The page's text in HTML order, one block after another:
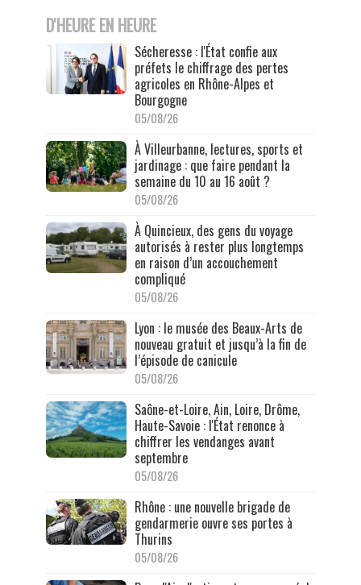
D'HEURE EN HEURE
Sécheresse : l'État confie aux
préfets le chiffrage des pertes
agricoles en Rhône-Alpes et
Bourgogne
05/08/26
À Villeurbanne, lectures, sports et
jardinage : que faire pendant la
semaine du 10 au 16 août ?
05/08/26
À Quincieux, des gens du voyage
autorisés à rester plus longtemps
en raison d’un accouchement
compliqué
05/08/26
Lyon : le musée des Beaux-Arts de
nouveau gratuit et jusqu’à la fin de
l’épisode de canicule
05/08/26
Saône-et-Loire, Ain, Loire, Drôme,
Haute-Savoie : l'État renonce à
chiffrer les vendanges avant
septembre
05/08/26
Rhône : une nouvelle brigade de
gendarmerie ouvre ses portes à
Thurins
05/08/26